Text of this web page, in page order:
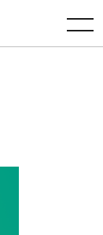
toggle navigation